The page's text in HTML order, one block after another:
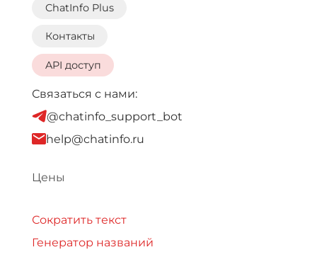
ChatInfo Plus
Контакты
API доступ
Связаться с нами:
@chatinfo_support_bot
help@chatinfo.ru
Цены
Сократить текст
Генератор названий